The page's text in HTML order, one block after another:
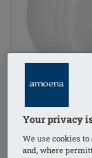
Your privacy
We use cookies
and, where